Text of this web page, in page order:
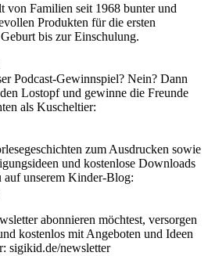
von Familien seit 1968 bunter und
Produkten für die ersten
bis zur Einschulung.
Podcast-Gewinnspiel? Nein? Dann
Lostopf und gewinne die Freunde
als Kuscheltier:
zum Ausdrucken sowie
und kostenlose Downloads
unserem Kinder-Blog:
abonnieren möchtest, versorgen
kostenlos mit Angeboten und Ideen
⁠sigikid.de/newsletter⁠